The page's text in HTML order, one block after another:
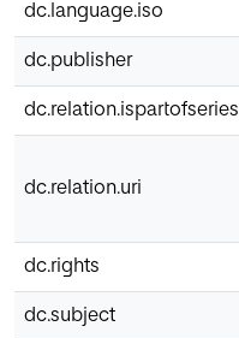
dc.language.iso
dc.publisher
dc.relation.ispartofseries
dc.relation.uri
dc.rights
dc.subject